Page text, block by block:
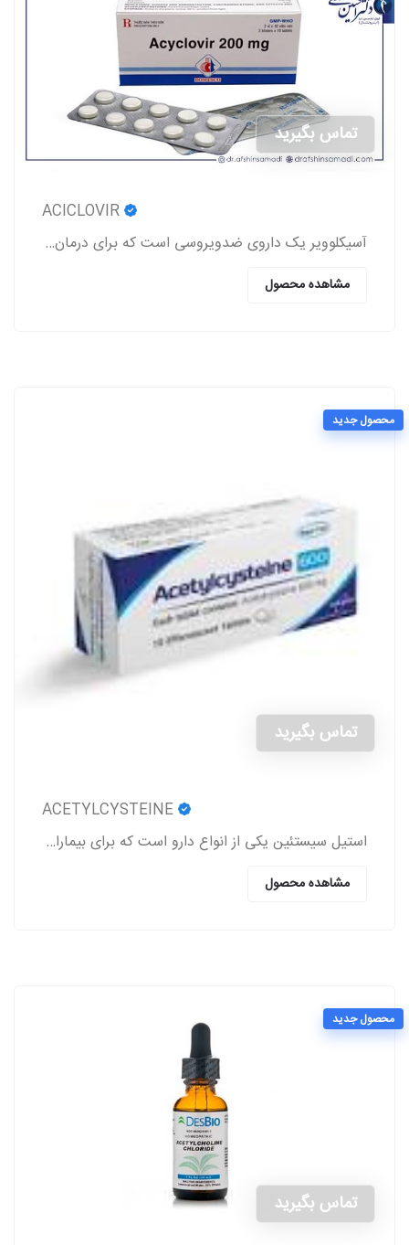
تماس بگیرید
آسیکلوویر یک داروی ضدویروسی است که برای درمان عفونت‌های ناشی از ویروس‌های هرپس (تبخال لب و تناسلی، زونا، آبله‌مرغان) استفاده می‌شود.
مشاهده محصول
محصول جدید
تماس بگیرید
استیل سیستئین یکی از انواع دارو است که برای بیماران مبتلا به اختلالات ریوی از سمت پزشکان تجویز می‌شود.
مشاهده محصول
محصول جدید
تماس بگیرید